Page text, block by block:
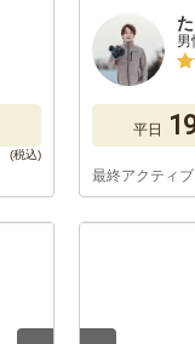
平日
最終アクティ